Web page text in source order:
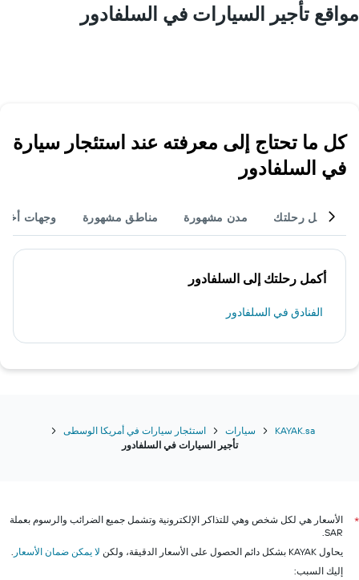
مواقع تأجير السيارات في السلفادور
كل ما تحتاج إلى معرفته عند استئجار سيارة
في السلفادور
أكمل رحلتك مدن مشهورة مناطق مشهورة وجهات
أكمل رحلتك إلى السلفادور
الفنادق في السلفادور
KAYAK.sa سيارات
استئجار سيارات في أمريكا الوسطى
تأجير السيارات في السلفادور
*
الأسعار هي لكل شخص وهي للتذاكر الإلكترونية وتشمل جميع الضرائب والرسوم بعملة
SAR.
يحاول KAYAK بشكل دائم الحصول على الأسعار الدقيقة، ولكن
لا يمكن ضمان الأسعار
إليك السبب: